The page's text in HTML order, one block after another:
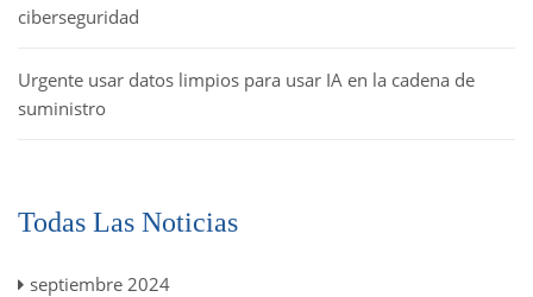
ciberseguridad
Urgente usar datos limpios para usar IA en la cadena de
suministro
Todas Las Noticias
septiembre 2024